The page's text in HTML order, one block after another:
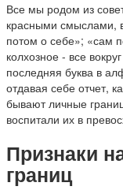
Все мы родом из
красными смыслами,
потом о себе»; «сам
колхозное - все
последняя буква в
отдавая себе отчет,
бывают личные
воспитали их в
Признаки
границ